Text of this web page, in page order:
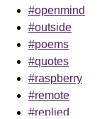
#openmind
#outside
#poems
#quotes
#raspberry
#remote
#replied